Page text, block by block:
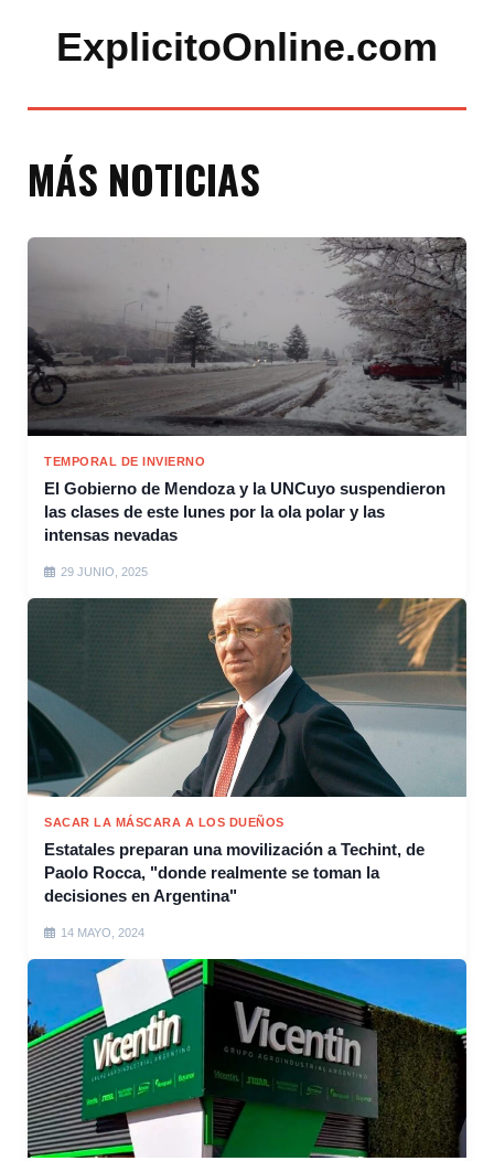
ExplicitoOnline.com
MÁS NOTICIAS
TEMPORAL DE INVIERNO
El Gobierno de Mendoza y la UNCuyo suspendieron
las clases de este lunes por la ola polar y las
intensas nevadas
29 JUNIO, 2025
SACAR LA MÁSCARA A LOS DUEÑOS
Estatales preparan una movilización a Techint, de
Paolo Rocca, "donde realmente se toman la
decisiones en Argentina"
14 MAYO, 2024